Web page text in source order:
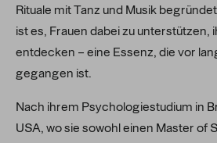
Rituale mit Tanz und Musik
ist es, Frauen dabei zu unterstützen,
entdecken – eine Essenz, die vor
gegangen ist.
Nach ihrem Psychologiestudium in
USA, wo sie sowohl einen Master of